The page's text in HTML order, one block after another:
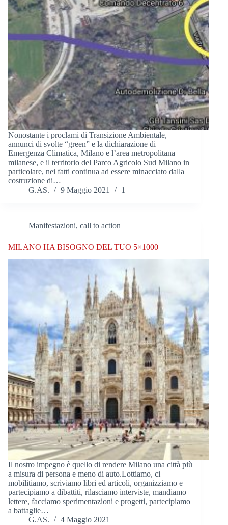
Nonostante i proclami di Transizione Ambientale,
annunci di svolte “green” e la dichiarazione di
Emergenza Climatica, Milano e l’area metropolitana
milanese, e il territorio del Parco Agricolo Sud Milano in
particolare, nei fatti continua ad essere minacciato dalla
costruzione di…
G.AS.
9 Maggio 2021 1
Manifestazioni, call to action
MILANO HA BISOGNO DEL TUO 5×1000
Il nostro impegno è quello di rendere Milano una città più
a misura di persona e meno di auto.Lottiamo, ci
mobilitiamo, scriviamo libri ed articoli, organizziamo e
partecipiamo a dibattiti, rilasciamo interviste, mandiamo
lettere, facciamo sperimentazioni e progetti, partecipiamo
a battaglie…
G.AS.
4 Maggio 2021